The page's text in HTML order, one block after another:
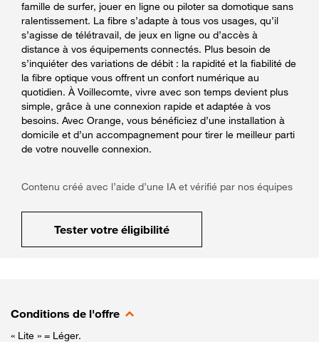
famille de surfer, jouer en ligne ou piloter sa domotique sans
ralentissement. La fibre s’adapte à tous vos usages, qu’il
s’agisse de télétravail, de jeux en ligne ou d’accès à
distance à vos équipements connectés. Plus besoin de
s’inquiéter des variations de débit : la rapidité et la fiabilité de
la fibre optique vous offrent un confort numérique au
quotidien. À Voillecomte, vivre avec son temps devient plus
simple, grâce à une connexion rapide et adaptée à vos
besoins. Avec Orange, vous bénéficiez d’une installation à
domicile et d’un accompagnement pour tirer le meilleur parti
de votre nouvelle connexion.
Contenu créé avec l’aide d’une IA et vérifié par nos équipes
Tester votre éligibilité
Conditions de l'offre
« Lite » = Léger.